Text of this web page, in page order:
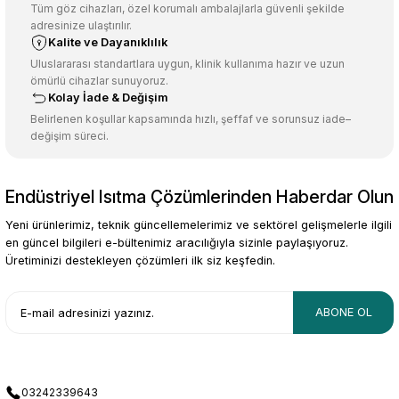
Ürün açıklamasında eksik bilgiler bulunuyor.
Ürün bilgilerinde hatalar bulunuyor.
Ürün fiyatı diğer sitelerden daha pahalı.
Bu ürüne benzer farklı alternatifler olmalı.
Gönder
Tüm göz cihazları, özel korumalı ambalajlarla güvenli şekilde
adresinize ulaştırılır.
Kalite ve Dayanıklılık
Uluslararası standartlara uygun, klinik kullanıma hazır ve uzun
ömürlü cihazlar sunuyoruz.
Kolay İade & Değişim
Belirlenen koşullar kapsamında hızlı, şeffaf ve sorunsuz iade–
değişim süreci.
Endüstriyel Isıtma Çözümlerinden Haberdar Olun
Yeni ürünlerimiz, teknik güncellemelerimiz ve sektörel gelişmelerle ilgili
en güncel bilgileri e-bültenimiz aracılığıyla sizinle paylaşıyoruz.
Üretiminizi destekleyen çözümleri ilk siz keşfedin.
ABONE OL
03242339643